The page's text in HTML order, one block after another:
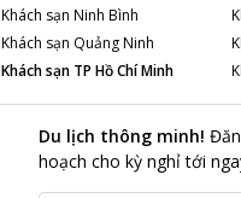
Khách sạn Ninh Bình
Khách sạn Quảng Ninh
Khách sạn TP Hồ Chí Minh
Du lịch thông minh!
hoạch cho kỳ nghỉ tới